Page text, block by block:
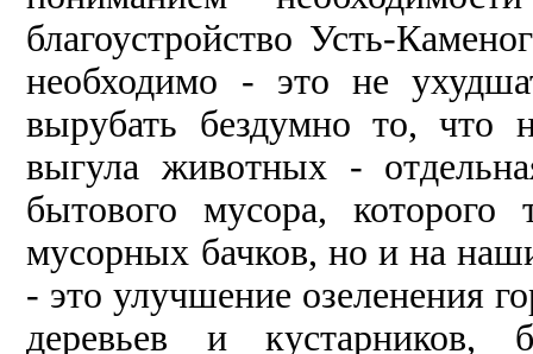
благоустройство Усть-
необходимо - это не
вырубать бездумно то, что
выгула животных -
бытового мусора,
мусорных бачков, но и на
- это улучшение озеленения
деревьев и кустарников,